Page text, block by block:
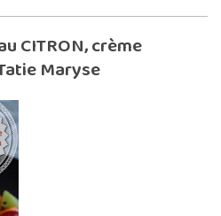
CITRON, crème
Maryse